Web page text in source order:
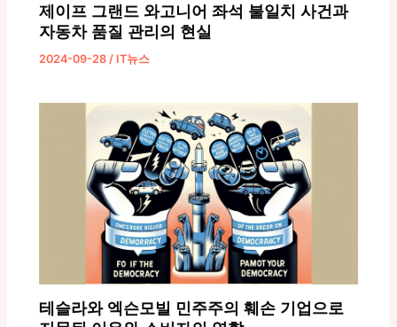
제이프 그랜드 와고니어 좌석 불일치 사건과
자동차 품질 관리의 현실
2024-09-28/ IT뉴스
테슬라와 엑슨모빌 민주주의 훼손 기업으로